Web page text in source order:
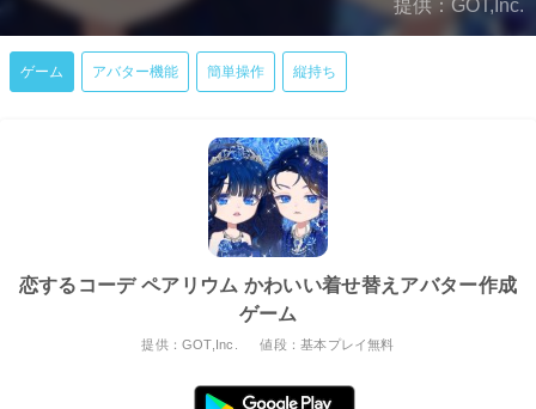
提供：GOT,Inc.
ゲーム アバター機能 簡単操作 縦持ち
恋するコーデ ペアリウム かわいい着せ替えアバター作成
ゲーム
提供：GOT,Inc. 値段：基本プレイ無料